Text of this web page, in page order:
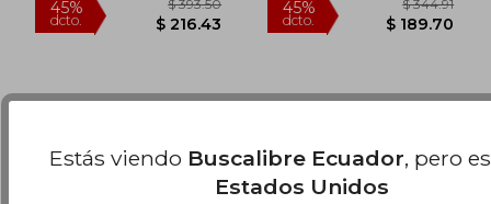
Estás viendo Buscalibre Ecuador, pero
Estados Unidos